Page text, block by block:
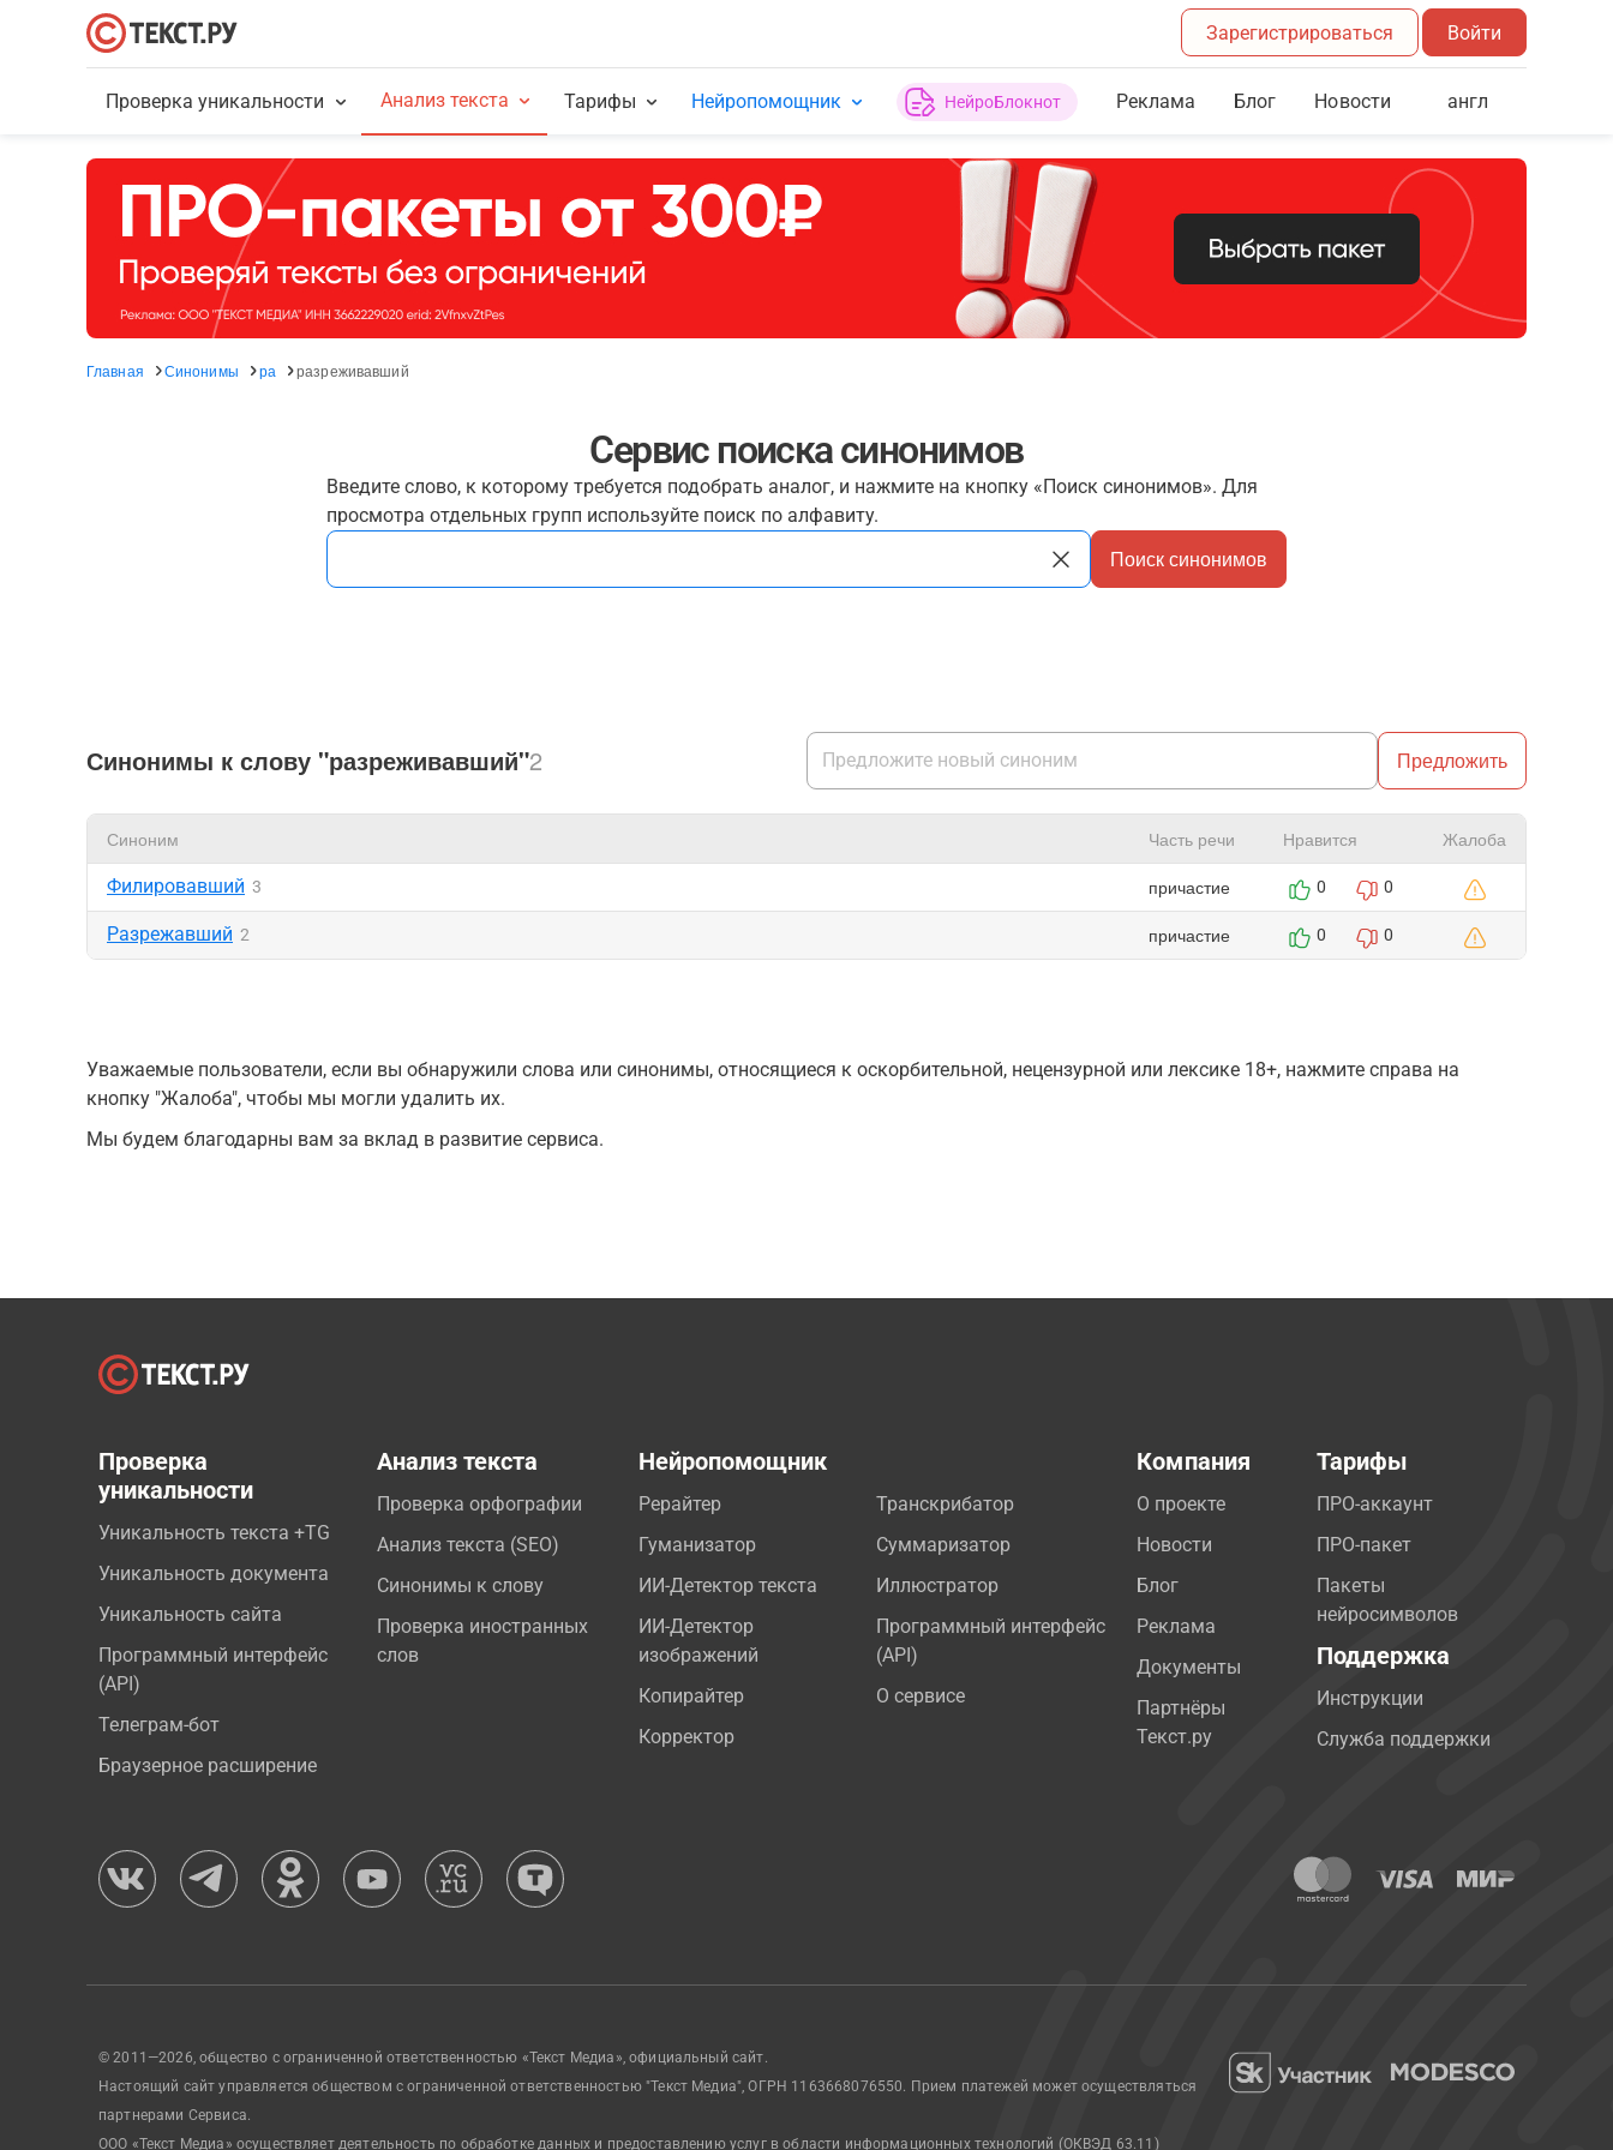
Зарегистрироваться Войти
Проверка уникальности Анализ текста Тарифы Нейропомощник НейроБлокнот Реклама Блог Новости англ
Главная Синонимы ра разреживавший
Сервис поиска синонимов
Введите слово, к которому требуется подобрать аналог, и нажмите на кнопку «Поиск синонимов». Для
просмотра отдельных групп используйте поиск по алфавиту.
Поиск синонимов
Синонимы к слову "разреживавший"2 Предложить
Синоним Часть речи Нравится Жалоба
Филировавший 3 причастие 0 0
Разрежавший 2 причастие 0 0
Уважаемые пользователи, если вы обнаружили слова или синонимы, относящиеся к оскорбительной, нецензурной или лексике 18+, нажмите справа на
кнопку "Жалоба", чтобы мы могли удалить их.
Мы будем благодарны вам за вклад в развитие сервиса.
Проверка
уникальности
Уникальность текста +TG
Уникальность документа
Уникальность сайта
Программный интерфейс
(API)
Телеграм-бот
Браузерное расширение
Анализ текста
Проверка орфографии
Анализ текста (SEO)
Синонимы к слову
Проверка иностранных
слов
Нейропомощник
Рерайтер
Гуманизатор
ИИ-Детектор текста
ИИ-Детектор
изображений
Копирайтер
Корректор
Транскрибатор
Суммаризатор
Иллюстратор
Программный интерфейс
(API)
О сервисе
Компания
О проекте
Новости
Блог
Реклама
Документы
Партнёры
Текст.ру
Тарифы
ПРО-аккаунт
ПРО-пакет
Пакеты
нейросимволов
Поддержка
Инструкции
Служба поддержки
© 2011—2026, общество с ограниченной ответственностью «Текст Медиа», официальный сайт.
Настоящий сайт управляется обществом с ограниченной ответственностью "Текст Медиа", ОГРН 1163668076550. Прием платежей может осуществляться
партнерами Сервиса.
ООО «Текст Медиа» осуществляет деятельность по обработке данных и предоставлению услуг в области информационных технологий (ОКВЭД 63.11)